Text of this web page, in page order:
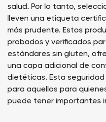
salud. Por lo tanto,
lleven una etiqueta
más prudente. Estos
probados y verificados
estándares sin gluten,
una capa adicional de
dietéticas. Esta
para aquellos para
puede tener importantes